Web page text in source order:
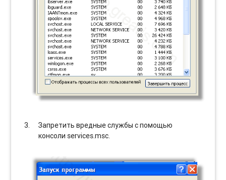
Запретить вредные службы с помощью
консоли services.msc.